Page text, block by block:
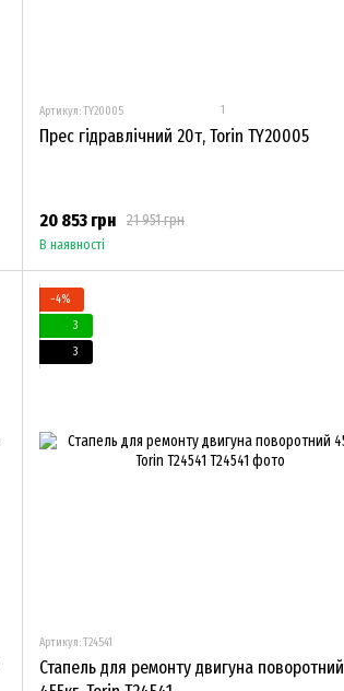
Артикул: TY20005 1
Прес гідравлічний 20т, Torin TY20005
21 951 грн
20 853 грн
В наявності
−4%
3
3
Артикул: T24541
Стапель для ремонту двигуна поворотний